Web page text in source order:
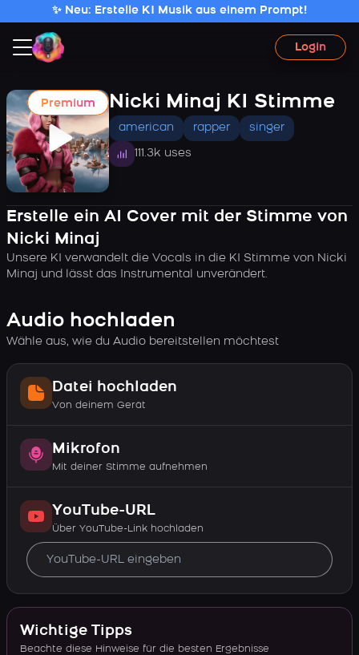
✨ Neu: Erstelle KI Musik aus einem Prompt!
Login
Premium Nicki Minaj KI Stimme
american rapper singer
111.3k uses
Erstelle ein AI Cover mit der Stimme von
Nicki Minaj
Unsere KI verwandelt die Vocals in die KI Stimme von Nicki
Minaj und lässt das Instrumental unverändert.
Audio hochladen
Wähle aus, wie du Audio bereitstellen möchtest
Datei hochladen
Von deinem Gerät
Mikrofon
Mit deiner Stimme aufnehmen
YouTube-URL
Über YouTube-Link hochladen
Wichtige Tipps
Beachte diese Hinweise für die besten Ergebnisse